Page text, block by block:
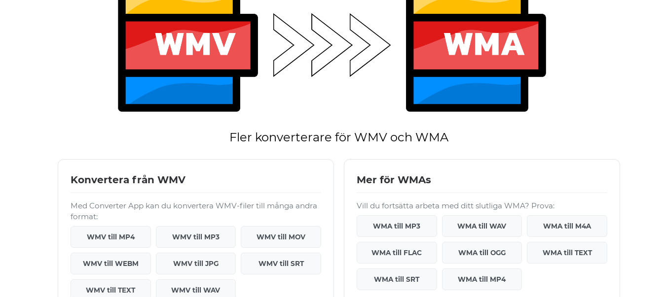
Fler konverterare för WMV och WMA
Konvertera från WMV
Med Converter App kan du konvertera WMV-filer till många andra
format:
WMV till MP4 WMV till MP3 WMV till MOV
WMV till WEBM WMV till JPG WMV till SRT
WMV till TEXT WMV till WAV
Mer för WMAs
Vill du fortsätta arbeta med ditt slutliga WMA? Prova:
WMA till MP3 WMA till WAV WMA till M4A
WMA till FLAC WMA till OGG WMA till TEXT
WMA till SRT WMA till MP4